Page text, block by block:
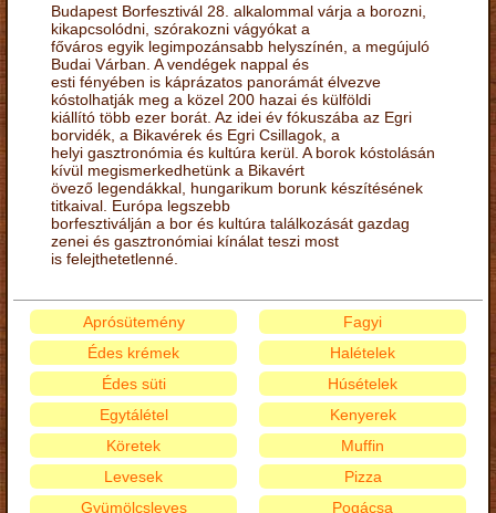
Budapest Borfesztivál 28. alkalommal várja a borozni,
kikapcsolódni, szórakozni vágyókat a
főváros egyik legimpozánsabb helyszínén, a megújuló
Budai Várban. A vendégek nappal és
esti fényében is káprázatos panorámát élvezve
kóstolhatják meg a közel 200 hazai és külföldi
kiállító több ezer borát. Az idei év fókuszába az Egri
borvidék, a Bikavérek és Egri Csillagok, a
helyi gasztronómia és kultúra kerül. A borok kóstolásán
kívül megismerkedhetünk a Bikavért
övező legendákkal, hungarikum borunk készítésének
titkaival. Európa legszebb
borfesztiválján a bor és kultúra találkozását gazdag
zenei és gasztronómiai kínálat teszi most
is felejthetetlenné.
Aprósütemény
Édes krémek
Édes süti
Egytálétel
Fagyi
Halételek
Húsételek
Kenyerek
Köretek
Levesek
Gyümölcsleves
Muffin
Pizza
Pogácsa